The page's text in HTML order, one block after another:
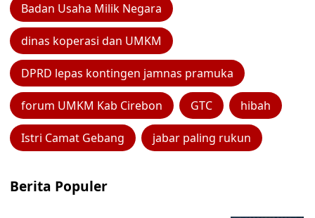
Badan Usaha Milik Negara
dinas koperasi dan UMKM
DPRD lepas kontingen jamnas pramuka
forum UMKM Kab Cirebon GTC hibah
Istri Camat Gebang jabar paling rukun
Berita Populer